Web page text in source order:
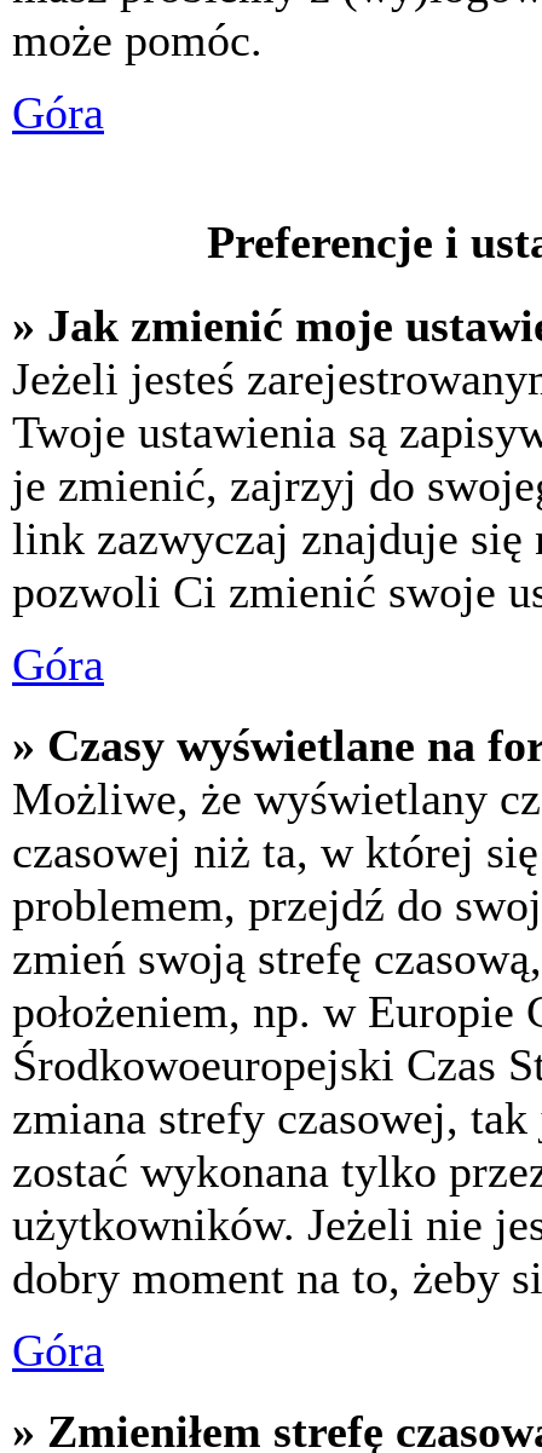
może pomóc.
Góra
Preferencje i
» Jak zmienić moje
Jeżeli jesteś
Twoje ustawienia są
je zmienić, zajrzyj do
link zazwyczaj znajduje się
pozwoli Ci zmienić swoje
Góra
» Czasy wyświetlane na
Możliwe, że wyświetlany
czasowej niż ta, w której
problemem, przejdź do
zmień swoją strefę
położeniem, np. w Europie
Środkowoeuropejski Czas
zmiana strefy czasowej,
zostać wykonana tylko
użytkowników. Jeżeli nie
dobry moment na to, żeby
Góra
» Zmieniłem strefę